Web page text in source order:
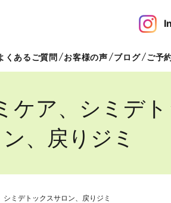
くあるご質問 お客様の声 ブログ ご予
ケア、シミデ
ン、戻りジミ
ミデトックスサロン、戻りジミ